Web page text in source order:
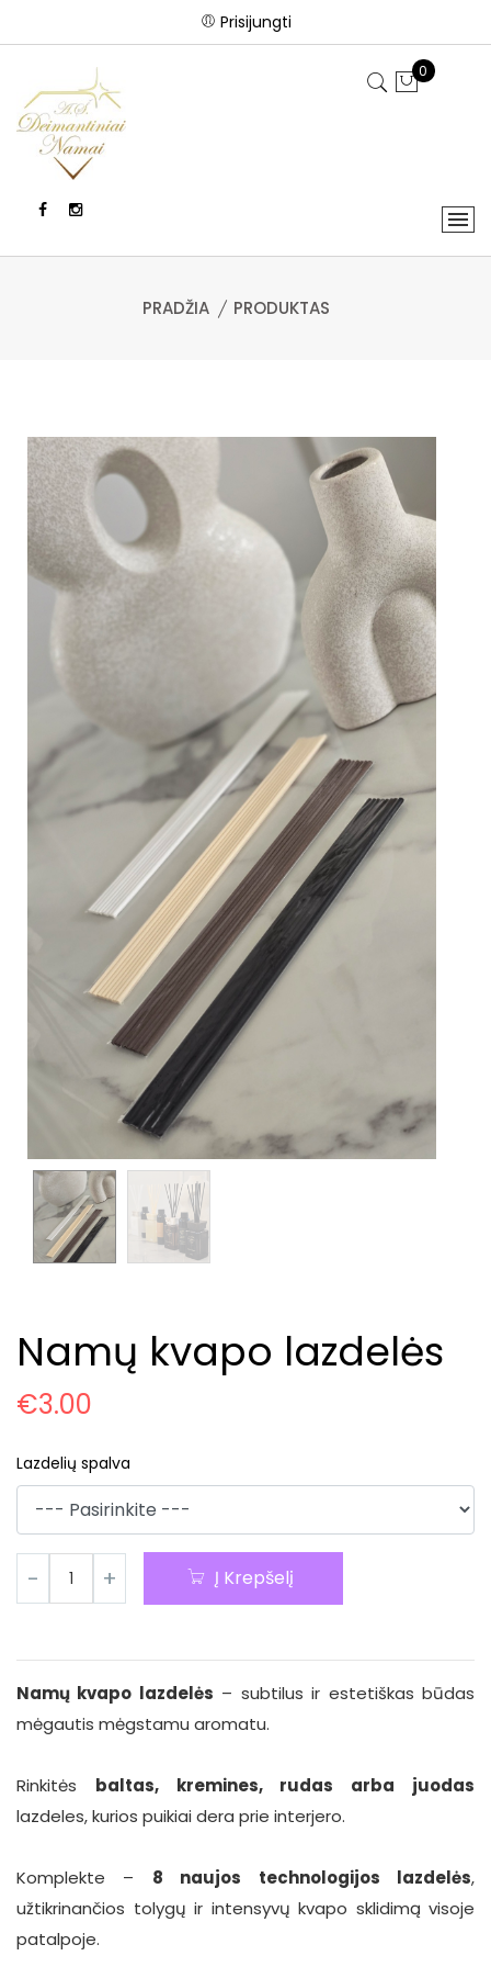
Prisijungti
0
PRADŽIA PRODUKTAS
Namų kvapo lazdelės
€3.00
Lazdelių spalva
Į Krepšelį
Namų kvapo lazdelės – subtilus ir estetiškas būdas
mėgautis mėgstamu aromatu.
Rinkitės baltas, kremines, rudas arba juodas
lazdeles, kurios puikiai dera prie interjero.
Komplekte – 8 naujos technologijos lazdelės,
užtikrinančios tolygų ir intensyvų kvapo sklidimą visoje
patalpoje.